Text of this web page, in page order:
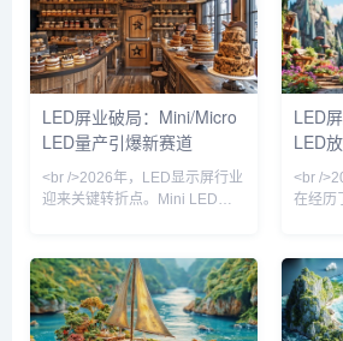
中，超过两位数的小型厂商被迫
关停产线或转型代工，而头部企
业则通过产能整合与渠道下沉进
一步扩大份额。这一轮洗牌并非
简单的周期波动，而是技术迭代
与需求升级共同作用的结果。
<br /><br /><br />在行业整体承
决定企业
速放缓
急剧压
模效应
位。这
波动，
向精细
/><br /
性逆
LED屏业破局：Mini/Micro
LED量产引爆新赛道
<br />2026年，LED显示屏行业
迎来关键转折点。Mini LED与
微米以下，巨量转移良率首次突
破99.9%，为超高清显示面板的
商用化扫清障碍。业内头部企业
相继发布基于玻璃基板的Micro
LED
LED
<br /
在经历
摄、以
屏成为
其在文
下，小